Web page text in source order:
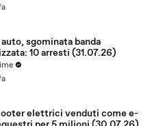
sgominata banda
10 arresti (31.07.26)
elettrici venduti come e-